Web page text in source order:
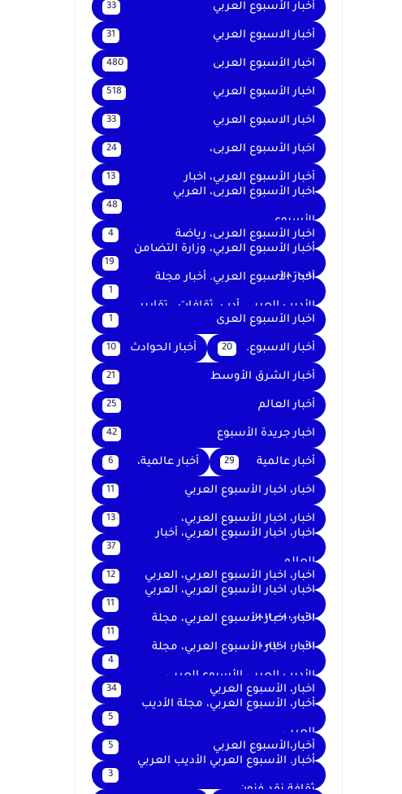
أخبار الأسبوع العربي 33
أخبار الاسبوع العربي 31
اخبار الأسبوع العربى 480
اخبار الأسبوع العربي 518
اخبار الاسبوع العربي 33
اخبار الأسبوع العربى، 24
أخبار الأسبوع العربي، اخبار 13
اخبار الأسبوع العربى، العربي
الأسبوع
48
اخبار الأسبوع العربى، رياضة 4
أخبار الأسبوع العربي، وزارة التضامن
الاجتماعي
19
أخبار الأسبوع العربي. أخبار مجلة
الأديب العربي. أدب. ثقافات . تقارير .
1
اخبار الأسبوع العرى 1
أخبار الاسبوع. 20 أخبار الحوادث 10
أخبار الشرق الأوسط 21
أخبار العالم 25
اخبار جريدة الأسبوع 42
أخبار عالمية 29 أخبار عالمية، 6
اخبار، اخبار الأسبوع العربي 11
اخبار، اخبار الأسبوع العربي، 13
اخبار، اخبار الأسبوع العربي، أخبار
العالم
37
اخبار، اخبار الأسبوع العربي، العربي 12
اخبار، اخبار الأسبوع العربي، العربي
الأسبوع العربي
11
اخبار، اخبار الأسبوع العربي، مجلة
الأديب العربي
11
اخبار، اخبار الأسبوع العربي، مجلة
الأديب العربي الأسبوع العربي
4
اخبار، الأسبوع العربي 34
أخبار، الأسبوع العربي، مجلة الأديب
العربي
5
أخبار،الأسبوع العربي 5
أخبار. الأسبوع العربي الأديب العربي
ثقافة نقد فنون
3